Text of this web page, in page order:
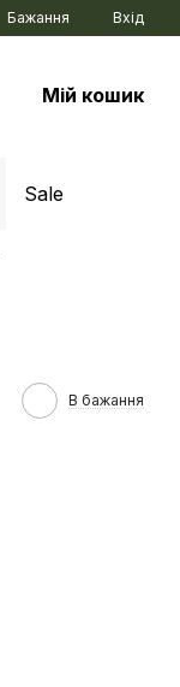
Бажання Вхід
Мій кошик
Sale
В бажання